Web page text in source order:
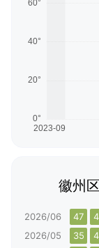
徽州
2026/06 47
2026/05
35